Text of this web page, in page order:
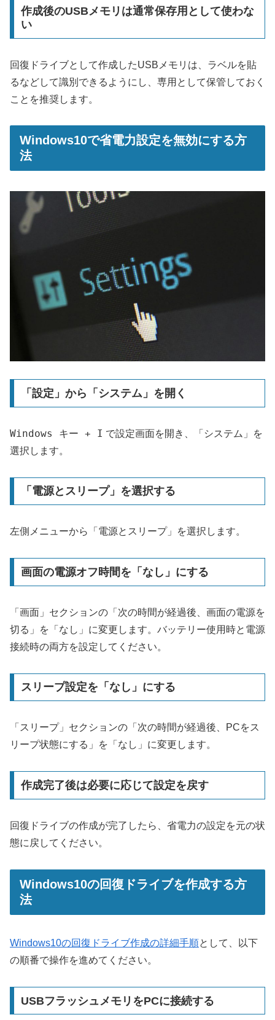
作成後のUSBメモリは通常保存用として使わな
い
回復ドライブとして作成したUSBメモリは、ラベルを貼
るなどして識別できるようにし、専用として保管しておく
ことを推奨します。
Windows10で省電力設定を無効にする方
法
「設定」から「システム」を開く
Windows キー + I で設定画面を開き、「システム」を
選択します。
「電源とスリープ」を選択する
左側メニューから「電源とスリープ」を選択します。
画面の電源オフ時間を「なし」にする
「画面」セクションの「次の時間が経過後、画面の電源を
切る」を「なし」に変更します。バッテリー使用時と電源
接続時の両方を設定してください。
スリープ設定を「なし」にする
「スリープ」セクションの「次の時間が経過後、PCをス
リープ状態にする」を「なし」に変更します。
作成完了後は必要に応じて設定を戻す
回復ドライブの作成が完了したら、省電力の設定を元の状
態に戻してください。
Windows10の回復ドライブを作成する方
法
Windows10の回復ドライブ作成の詳細手順として、以下
の順番で操作を進めてください。
USBフラッシュメモリをPCに接続する